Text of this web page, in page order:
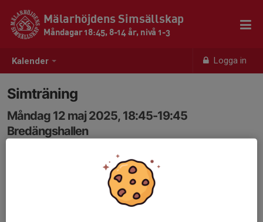
Kalender Logga in
Mälarhöjdens Simsällskap
Måndagar 18:45, 8-14 år, nivå 1-3
Simträning
Måndag 12 maj 2025, 18:45-19:45
Bredängshallen